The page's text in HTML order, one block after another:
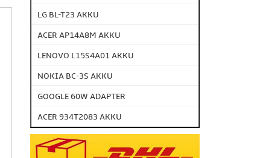
LG BL-T23 AKKU
ACER AP14A8M AKKU
LENOVO L15S4A01 AKKU
NOKIA BC-3S AKKU
GOOGLE 60W ADAPTER
ACER 934T2083 AKKU